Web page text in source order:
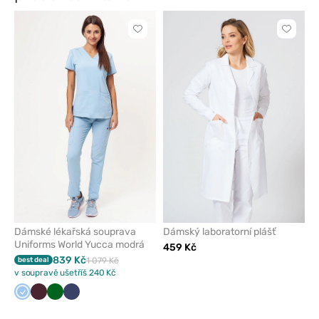
Kliknutím
Dámské lékařská souprava
Uniforms World Yucca modrá
best deal 839 Kč1 079 Kč
v soupravě ušetříš 240 Kč
ModráBurgundová
TmavěNámořnická
Dámský laboratorní plášť
459 Kč